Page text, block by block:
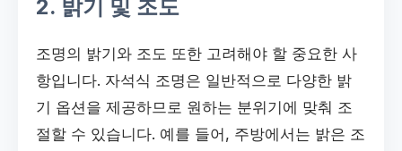
2. 밝기 및 조도
조명의 밝기와 조도 또한 고려해야 할 중요한 사
항입니다. 자석식 조명은 일반적으로 다양한 밝
기 옵션을 제공하므로 원하는 분위기에 맞춰 조
절할 수 있습니다. 예를 들어, 주방에서는 밝은 조